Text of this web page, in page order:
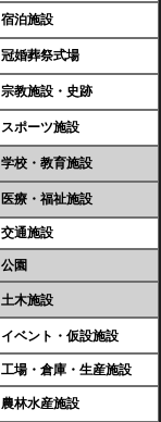
宿泊施設
冠婚葬祭式場
宗教施設・史跡
スポーツ施設
学校・教育施設
医療・福祉施設
交通施設
公園
土木施設
イベント・仮設施設
工場・倉庫・生産施設
農林水産施設